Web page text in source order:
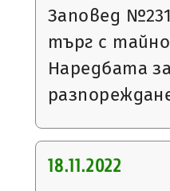
Заповед
търг с тайно
Наредбата
18.11.2022